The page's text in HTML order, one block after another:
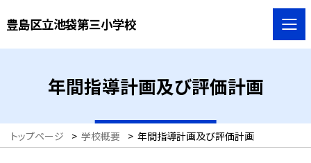
豊島区立池袋第三小学校
年間指導計画及び評価計画
トップページ > 学校概要 > 年間指導計画及び評価計画